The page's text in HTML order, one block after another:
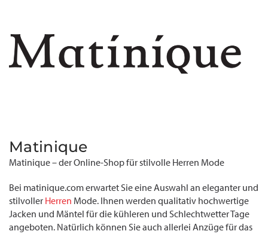
Matinique
Matinique – der Online-Shop für stilvolle Herren Mode
Bei matinique.com erwartet Sie eine Auswahl an eleganter und
stilvoller Herren Mode. Ihnen werden qualitativ hochwertige
Jacken und Mäntel für die kühleren und Schlechtwetter Tage
angeboten. Natürlich können Sie auch allerlei Anzüge für das